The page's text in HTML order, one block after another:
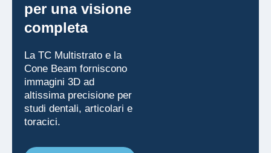
per una visione
completa
La TC Multistrato e la
Cone Beam forniscono
immagini 3D ad
altissima precisione per
studi dentali, articolari e
toracici.